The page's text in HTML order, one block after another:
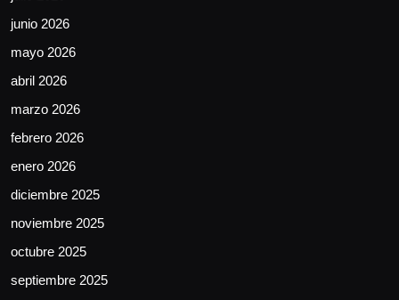
junio 2026
mayo 2026
abril 2026
marzo 2026
febrero 2026
enero 2026
diciembre 2025
noviembre 2025
octubre 2025
septiembre 2025